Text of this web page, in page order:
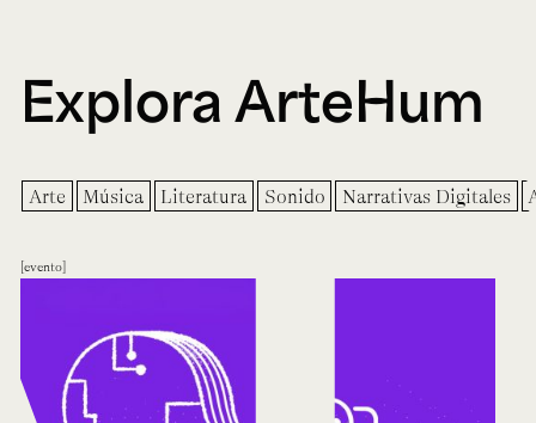
Explora ArteHum
Arte Música Literatura Sonido Narrativas Digitales
evento